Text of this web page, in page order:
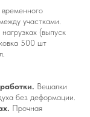
временного
участками.
(выпуск
500 шт
Вешалки
без деформации.
Прочная